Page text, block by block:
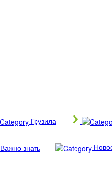
Грузила
Важно знать